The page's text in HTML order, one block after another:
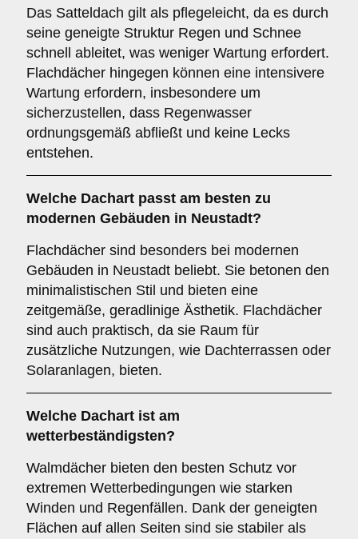
Das Satteldach gilt als pflegeleicht, da es durch
seine geneigte Struktur Regen und Schnee
schnell ableitet, was weniger Wartung erfordert.
Flachdächer hingegen können eine intensivere
Wartung erfordern, insbesondere um
sicherzustellen, dass Regenwasser
ordnungsgemäß abfließt und keine Lecks
entstehen.
Welche Dachart passt am besten zu
modernen Gebäuden in Neustadt?
Flachdächer sind besonders bei modernen
Gebäuden in Neustadt beliebt. Sie betonen den
minimalistischen Stil und bieten eine
zeitgemäße, geradlinige Ästhetik. Flachdächer
sind auch praktisch, da sie Raum für
zusätzliche Nutzungen, wie Dachterrassen oder
Solaranlagen, bieten.
Welche Dachart ist am
wetterbeständigsten?
Walmdächer bieten den besten Schutz vor
extremen Wetterbedingungen wie starken
Winden und Regenfällen. Dank der geneigten
Flächen auf allen Seiten sind sie stabiler als